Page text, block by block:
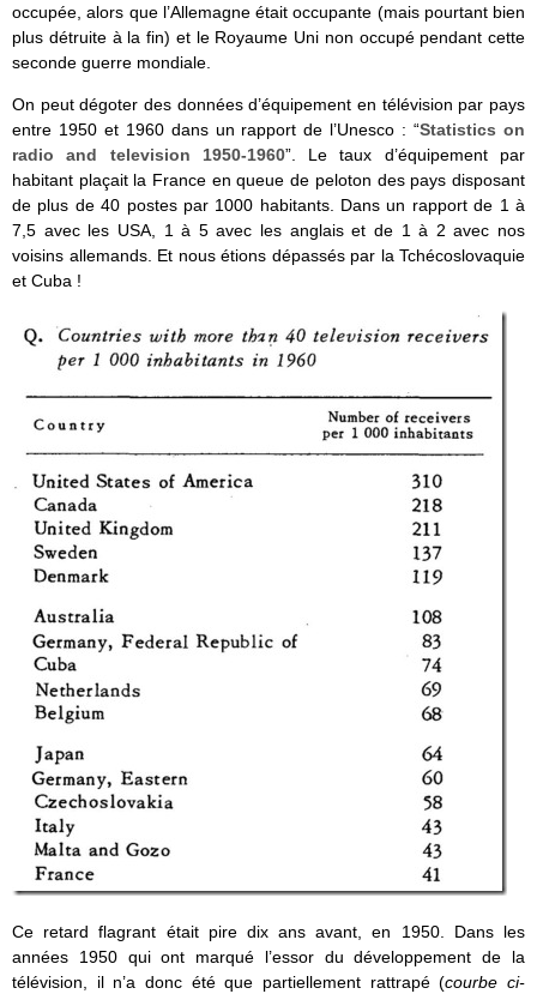
occupée, alors que l’Allemagne était occupante (mais pourtant bien
plus détruite à la fin) et le Royaume Uni non occupé pendant cette
seconde guerre mondiale.
On peut dégoter des données d’équipement en télévision par pays
entre 1950 et 1960 dans un rapport de l’Unesco : “Statistics on
radio and television 1950-1960”. Le taux d’équipement par
habitant plaçait la France en queue de peloton des pays disposant
de plus de 40 postes par 1000 habitants. Dans un rapport de 1 à
7,5 avec les USA, 1 à 5 avec les anglais et de 1 à 2 avec nos
voisins allemands. Et nous étions dépassés par la Tchécoslovaquie
et Cuba !
Ce retard flagrant était pire dix ans avant, en 1950. Dans les
années 1950 qui ont marqué l’essor du développement de la
télévision, il n’a donc été que partiellement rattrapé (courbe ci-